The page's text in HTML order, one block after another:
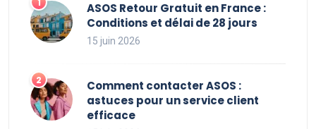
ASOS Retour Gratuit en France :
Conditions et délai de 28 jours
15 juin 2026
Comment contacter ASOS :
astuces pour un service client
efficace